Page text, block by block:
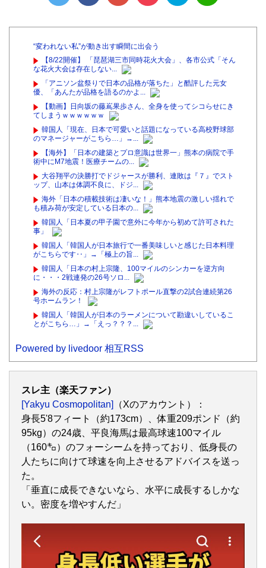
“変われない私”が動き出す瞬間に出会う
【8/22開催】 「琵琶湖三市同時花火大会」、各市公式「そん
な花火大会は存在しない...
「アニソン盆祭りで日本の品格が落ちた」と酷評した元女
優、「あんたが品格を語るのかよ...
【動画】日向坂の藤嶌果歩さん、全身を使ってシコらせにき
てしまうｗｗｗｗｗｗ
韓国人「現在、日本で可愛いと話題になっている高校野球部
のマネージャーがこちら…」→...
【海外】「日本の建築とプロ意識は世界一」熊本の病院で手
術中にM7地震！医療チームの...
大谷翔平の決勝打でドジャースが勝利、連敗は『７』でスト
ップ、山本は体調不良に、ドジ...
海外「日本の積載技術は凄いな！」熊本地震の激しい揺れで
も積み荷が安定している日本の...
韓国人「日本夏の甲子園で意外に今年から初めて許可された
事」
韓国人「韓国人が日本旅行で一番美味しいと感じた日本料理
がこちらです‥」→「極上の旨...
韓国人「日本の村上宗隆、100マイルのシンカーを逆方向
に・・・2戦連発の26号ソロ...
海外の反応：村上宗隆がレフトポール直撃の2試合連続第26
号ホームラン！
韓国人「韓国人が日本のラーメンについて勘違いしているこ
とがこちら…」→「えっ？？？...
Powered by livedoor 相互RSS
スレ主（楽天ファン）
[Yakyu Cosmopolitan]
（Xのアカウント）：
身長5'8フィート（約173cm）、体重209ポンド（約
95kg）の24歳、平良海馬は最高球速100マイル
（160㌔）のフォーシームを持っており、低身長の
人たちに向けて球速を向上させるアドバイスを送っ
た。
「垂直に成長できないなら、水平に成長するしかな
い。密度を増やすんだ」